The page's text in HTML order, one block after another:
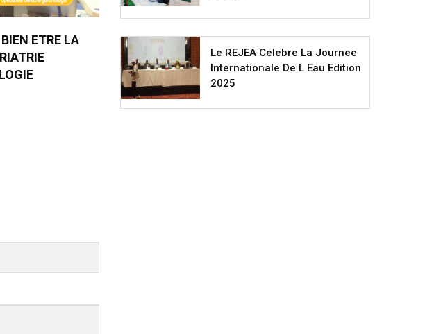
ETRE LA
Le REJEA Celebre La Journee
Internationale De L Eau Edition
2025